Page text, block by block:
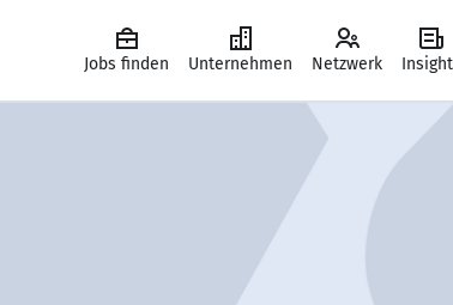
Jobs finden Unternehmen Netzwerk